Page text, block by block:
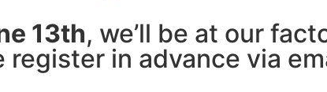
13th, we’ll be at our
register in advance via